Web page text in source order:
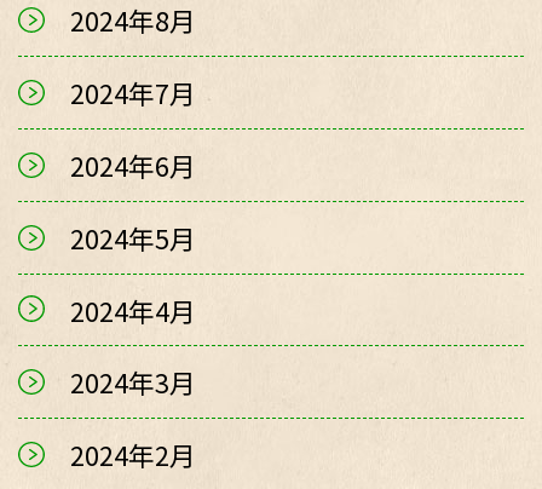
2024年8月
2024年7月
2024年6月
2024年5月
2024年4月
2024年3月
2024年2月